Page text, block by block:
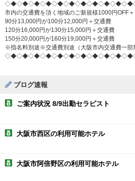
市内の交通費を頂く地域のご新規様1000円OFF
90分13,000円が100分12,000円＋交通費
120分16,000円が130分15,000円＋交通費
150分20,000円が160分19,000円＋交通費
※指名料別途※交通費別途（大阪市内交通費一部
ブログ速報
ご案内状況 8/9出勤セラピスト
大阪市西区の利用可能ホテル
大阪市阿倍野区の利用可能ホテル